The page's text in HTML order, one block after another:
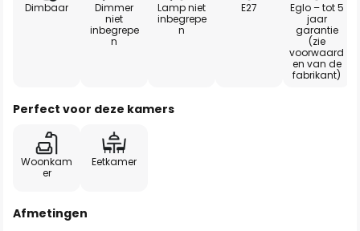
Dimbaar
Dimmer
niet
inbegrepe
n
Lamp niet
inbegrepe
n
E27
Eglo – tot 5
jaar
garantie
(zie
voorwaard
en van de
fabrikant)
Perfect voor deze kamers
Woonkam
er
Eetkamer
Afmetingen